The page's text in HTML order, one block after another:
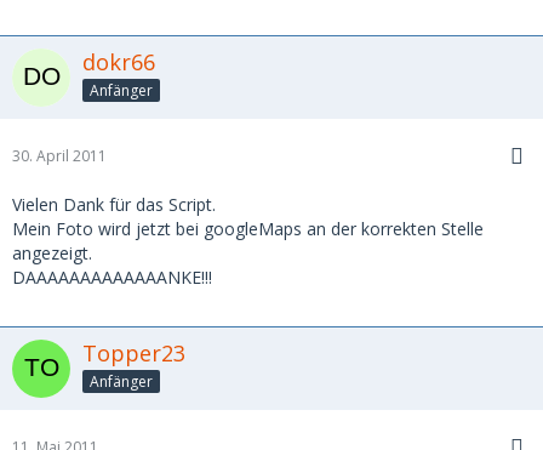
dokr66
Anfänger
30. April 2011
Vielen Dank für das Script.
Mein Foto wird jetzt bei googleMaps an der korrekten Stelle
angezeigt.
DAAAAAAAAAAAAANKE!!!
Topper23
Anfänger